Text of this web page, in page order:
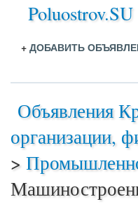
Poluostrov.SU
+ ДОБАВИТЬ
Объявления
организации,
>